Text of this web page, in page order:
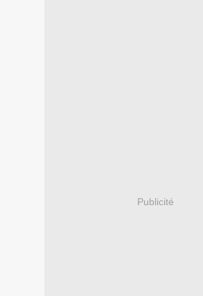
Publicité